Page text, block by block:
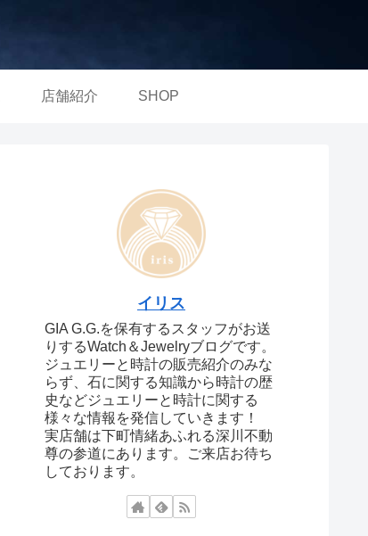
店舗紹介 SHOP
イリス
GIA G.G.を保有するスタッフがお送
りするWatch＆Jewelryブログです。
ジュエリーと時計の販売紹介のみな
らず、石に関する知識から時計の歴
史などジュエリーと時計に関する
様々な情報を発信していきます！
実店舗は下町情緒あふれる深川不動
尊の参道にあります。ご来店お待ち
しております。